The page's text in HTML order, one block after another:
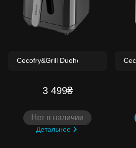
3 499₴
Нет в наличии
Детальнее